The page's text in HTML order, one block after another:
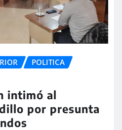
POLITICA
intimó al
por presunta